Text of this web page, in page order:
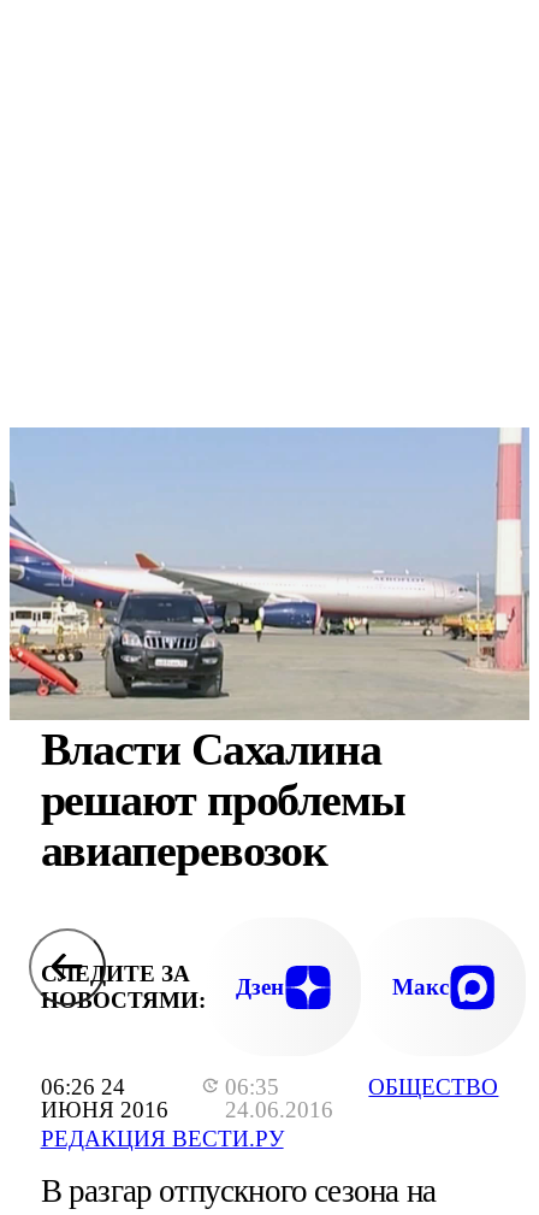
06:26 24
ИЮНЯ 2016
06:35
24.06.2016
РЕДАКЦИЯ ВЕСТИ.РУ
ОБЩЕСТВО
Власти Сахалина
решают проблемы
авиаперевозок
СЛЕДИТЕ ЗА
НОВОСТЯМИ:
Дзен Макс
В разгар отпускного сезона на